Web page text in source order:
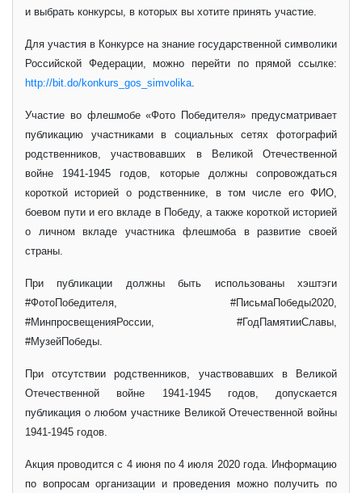
и выбрать конкурсы, в которых вы хотите принять участие.
Для участия в Конкурсе на знание государственной символики
Российской Федерации, можно перейти по прямой ссылке:
http://bit.do/konkurs_gos_simvolika.
Участие во флешмобе «Фото Победителя» предусматривает
публикацию участниками в социальных сетях фотографий
родственников, участвовавших в Великой Отечественной
войне 1941-1945 годов, которые должны сопровождаться
короткой историей о родственнике, в том числе его ФИО,
боевом пути и его вкладе в Победу, а также короткой историей
о личном вкладе участника флешмоба в развитие своей
страны.
При публикации должны быть использованы хэштэги
#ФотоПобедителя, #ПисьмаПобеды2020,
#МинпросвещенияРоссии, #ГодПамятииСлавы,
#МузейПобеды.
При отсутствии родственников, участвовавших в Великой
Отечественной войне 1941-1945 годов, допускается
публикация о любом участнике Великой Отечественной войны
1941-1945 годов.
Акция проводится с 4 июня по 4 июля 2020 года. Информацию
по вопросам организации и проведения можно получить по